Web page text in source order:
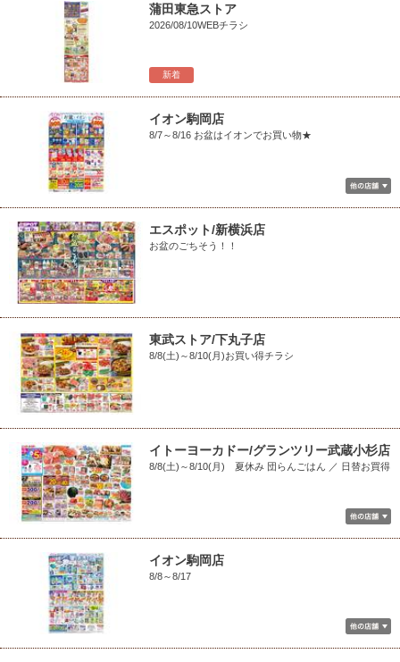
新着
蒲田東急ストア
2026/08/10WEBチラシ
イオン駒岡店
8/7～8/16 お盆はイオンでお買い物★
エスポット/新横浜店
お盆のごちそう！！
東武ストア/下丸子店
8/8(土)～8/10(月)お買い得チラシ
イトーヨーカドー/グランツリー武蔵小杉店
8/8(土)～8/10(月) 夏休み 団らんごはん ／ 日替お買得
イオン駒岡店
8/8～8/17